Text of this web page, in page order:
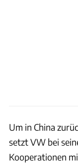
Um in China
setzt VW bei
Kooperationen